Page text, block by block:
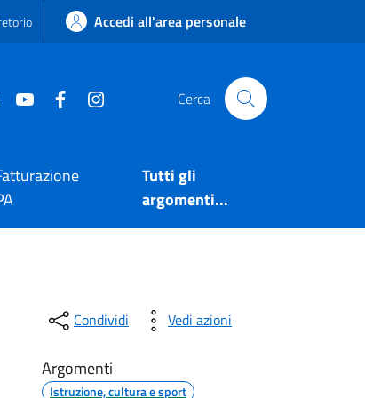
Accedi all'area personale
Youtube Facebook Cerca
Tutti gli
argomenti...
Condividi Vedi azioni
Argomenti
Istruzione, cultura e sport